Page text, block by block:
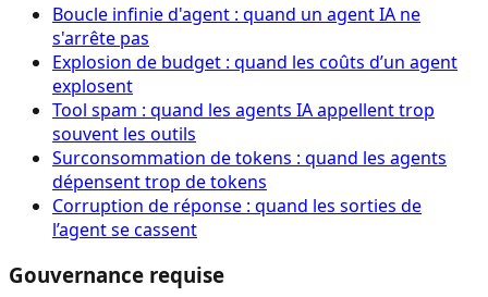
Boucle infinie d'agent : quand un agent IA ne
s'arrête pas
Explosion de budget : quand les coûts d’un agent
explosent
Tool spam : quand les agents IA appellent trop
souvent les outils
Surconsommation de tokens : quand les agents
dépensent trop de tokens
Corruption de réponse : quand les sorties de
l’agent se cassent
Gouvernance requise